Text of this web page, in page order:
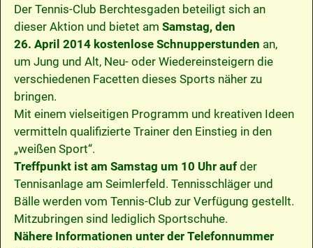
Der Tennis-Club Berchtesgaden beteiligt sich an
dieser Aktion und bietet am Samstag, den
26. April 2014 kostenlose Schnupperstunden an,
um Jung und Alt, Neu- oder Wiedereinsteigern die
verschiedenen Facetten dieses Sports näher zu
bringen.
Mit einem vielseitigen Programm und kreativen Ideen
vermitteln qualifizierte Trainer den Einstieg in den
„weißen Sport“.
Treffpunkt ist am Samstag um 10 Uhr aufder
Tennisanlage am Seimlerfeld. Tennisschläger und
Bälle werden vom Tennis-Club zur Verfügung gestellt.
Mitzubringen sind lediglich Sportschuhe.
Nähere Informationen unter der Telefonnummer